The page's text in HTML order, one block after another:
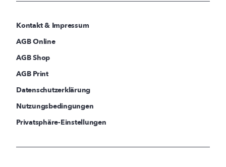
Kontakt & Impressum
AGB Online
AGB Shop
AGB Print
Datenschutzerklärung
Nutzungsbedingungen
Privatsphäre-Einstellungen